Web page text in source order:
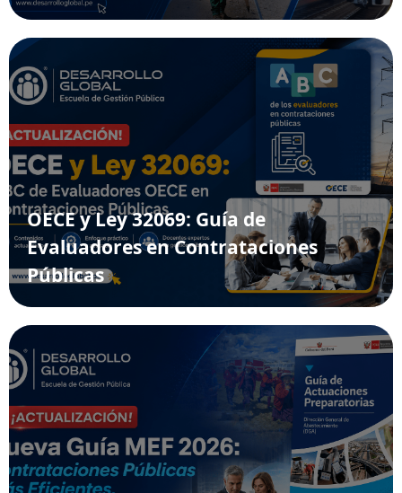
OECE y Ley 32069: Guía de
Evaluadores en Contrataciones
Públicas